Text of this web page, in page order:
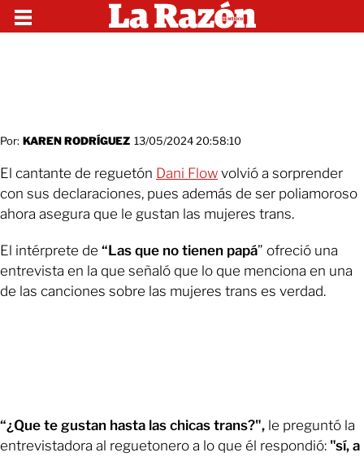
Por: KAREN RODRÍGUEZ 13/05/2024 20:58:10
El cantante de reguetón Dani Flow volvió a sorprender
con sus declaraciones, pues además de ser poliamoroso
ahora asegura que le gustan las mujeres trans.
El intérprete de “Las que no tienen papá” ofreció una
entrevista en la que señaló que lo que menciona en una
de las canciones sobre las mujeres trans es verdad.
“¿Que te gustan hasta las chicas trans?", le preguntó la
entrevistadora al reguetonero a lo que él respondió: "sí, a